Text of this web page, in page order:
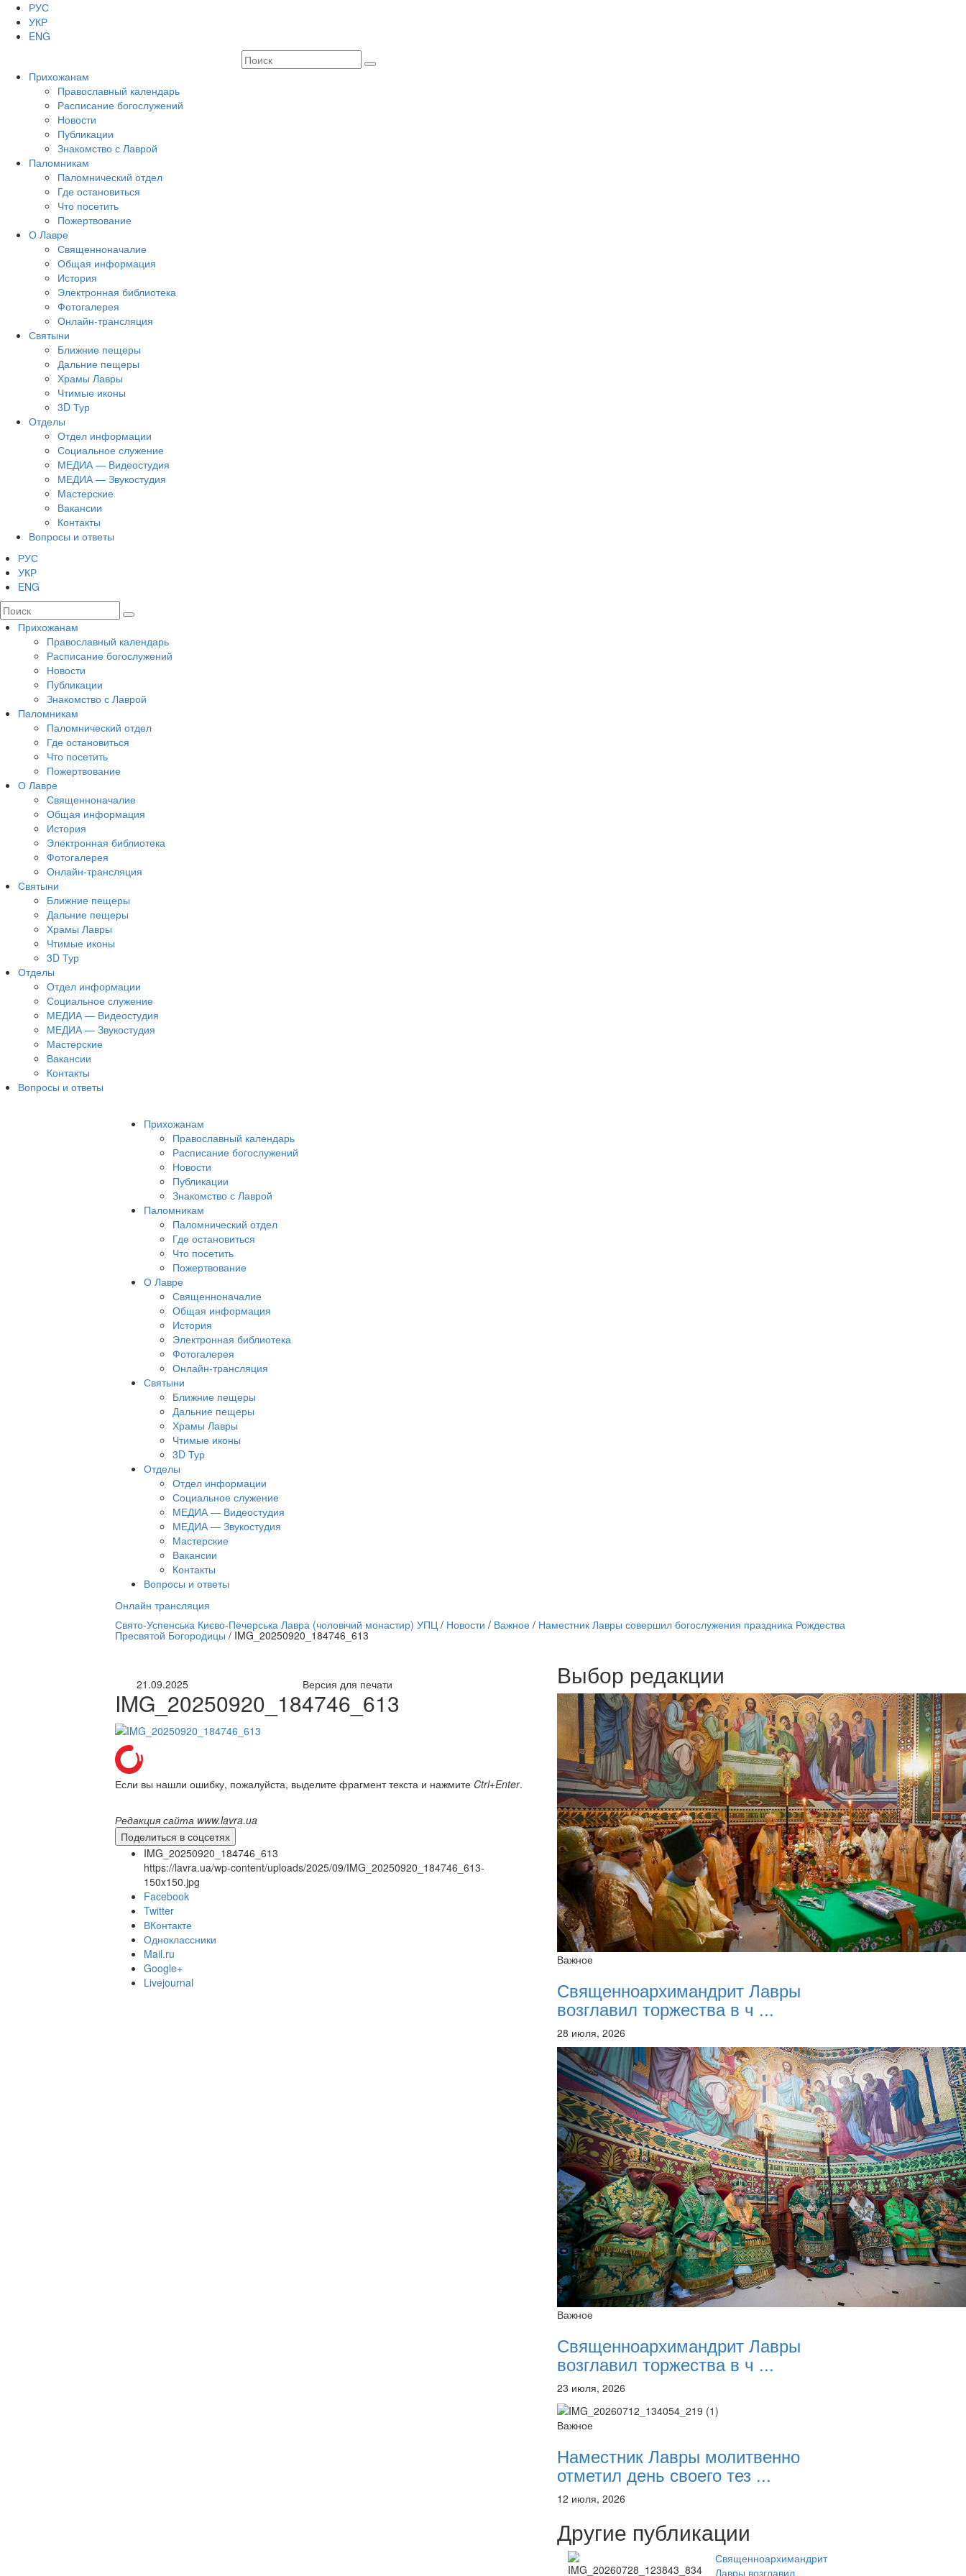
РУС
УКР
ENG
Прихожанам
Православный календарь
Расписание богослужений
Новости
Публикации
Знакомство с Лаврой
Паломникам
Паломнический отдел
Где остановиться
Что посетить
Пожертвование
О Лавре
Священноначалие
Общая информация
История
Электронная библиотека
Фотогалерея
Онлайн-трансляция
Святыни
Ближние пещеры
Дальние пещеры
Храмы Лавры
Чтимые иконы
3D Тур
Отделы
Отдел информации
Социальное служение
МЕДИА — Видеостудия
МЕДИА — Звукостудия
Мастерские
Вакансии
Контакты
Вопросы и ответы
РУС
УКР
ENG
Прихожанам
Православный календарь
Расписание богослужений
Новости
Публикации
Знакомство с Лаврой
Паломникам
Паломнический отдел
Где остановиться
Что посетить
Пожертвование
О Лавре
Священноначалие
Общая информация
История
Электронная библиотека
Фотогалерея
Онлайн-трансляция
Святыни
Ближние пещеры
Дальние пещеры
Храмы Лавры
Чтимые иконы
3D Тур
Отделы
Отдел информации
Социальное служение
МЕДИА — Видеостудия
МЕДИА — Звукостудия
Мастерские
Вакансии
Контакты
Вопросы и ответы
Прихожанам
Православный календарь
Расписание богослужений
Новости
Публикации
Знакомство с Лаврой
Паломникам
Паломнический отдел
Где остановиться
Что посетить
Пожертвование
О Лавре
Священноначалие
Общая информация
История
Электронная библиотека
Фотогалерея
Онлайн-трансляция
Святыни
Ближние пещеры
Дальние пещеры
Храмы Лавры
Чтимые иконы
3D Тур
Отделы
Отдел информации
Социальное служение
МЕДИА — Видеостудия
МЕДИА — Звукостудия
Мастерские
Вакансии
Контакты
Вопросы и ответы
Онлайн трансляция
12 сентября
Онлайн трансляции
12 сентября 2015Название трансляции
12 сентября 2015Название трансляции
12 сентября 2015Название трансляции
12 сентября 2015Название трансляции
12 сентября 2015Название трансляции
12 сентября 2015 Название трансляции
12 сентября 2015Название трансляции
12 сентября 2015Название трансляции
Перейти к архиву
Свято-Успенська Києво-Печерська Лавра (чоловічий монастир) УПЦ/ Новости / Важное/ Наместник Лавры совершил богослужения праздника Рождества
Пресвятой Богородицы / IMG_20250920_184746_613
21.09.2025 Версия для печати
IMG_20250920_184746_613
Если вы нашли ошибку, пожалуйста, выделите фрагмент текста и нажмите Ctrl+Enter.
Редакция сайта www.lavra.ua
Поделиться в соцсетях
IMG_20250920_184746_613
https://lavra.ua/wp-content/uploads/2025/09/IMG_20250920_184746_613-
150x150.jpg
Facebook
Twitter
ВКонтакте
Одноклассники
Mail.ru
Google+
Livejournal
Выбор редакции
Важное
Священноархимандрит Лавры
возглавил торжества в ч ...
28 июля, 2026
Важное
Священноархимандрит Лавры
возглавил торжества в ч ...
23 июля, 2026
Важное
Наместник Лавры молитвенно
отметил день своего тез ...
12 июля, 2026
Другие публикации
Священноархимандрит
Лавры возглавил